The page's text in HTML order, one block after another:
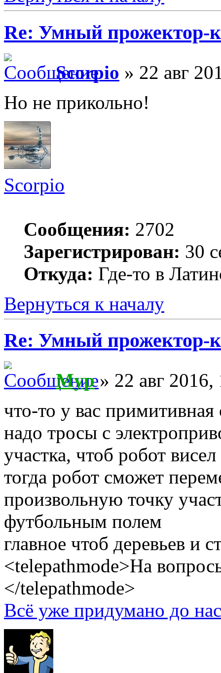
Re: Умный прожектор-
Scorpio » 22 авг
Но не прикольно!
Scorpio
Сообщения: 2702
Зарегистрирован: 30
Откуда: Где-то в
Вернуться к началу
Re: Умный прожектор-
Myp» 22 авг 2016,
что-то у вас примитивная
надо тросы с
участка, чтоб робот
тогда робот сможет
произвольную точку
футбольным полем
главное чтоб деревьев и
<telepathmode>На
</telepathmode>
Всё уже придумано до